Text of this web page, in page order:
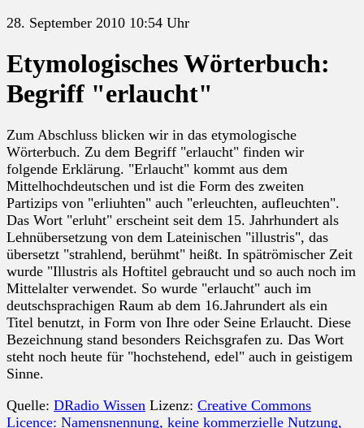
28. September 2010 10:54 Uhr
Etymologisches Wörterbuch:
Begriff "erlaucht"
Zum Abschluss blicken wir in das etymologische
Wörterbuch. Zu dem Begriff "erlaucht" finden wir
folgende Erklärung. "Erlaucht" kommt aus dem
Mittelhochdeutschen und ist die Form des zweiten
Partizips von "erliuhten" auch "erleuchten, aufleuchten".
Das Wort "erluht" erscheint seit dem 15. Jahrhundert als
Lehnübersetzung von dem Lateinischen "illustris", das
übersetzt "strahlend, berühmt" heißt. In spätrömischer Zeit
wurde "Illustris als Hoftitel gebraucht und so auch noch im
Mittelalter verwendet. So wurde "erlaucht" auch im
deutschsprachigen Raum ab dem 16.Jahrundert als ein
Titel benutzt, in Form von Ihre oder Seine Erlaucht. Diese
Bezeichnung stand besonders Reichsgrafen zu. Das Wort
steht noch heute für "hochstehend, edel" auch in geistigem
Sinne.
Quelle: DRadio Wissen Lizenz: Creative Commons
Licence: Namensnennung, keine kommerzielle Nutzung,